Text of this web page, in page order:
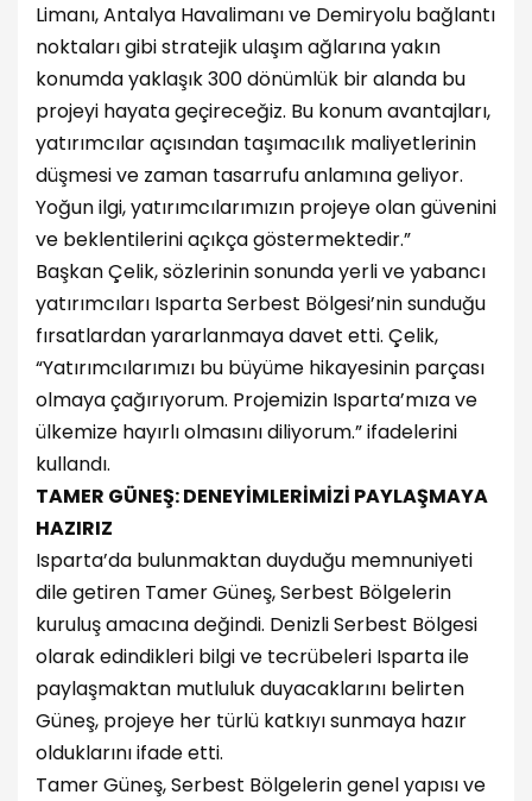
Limanı, Antalya Havalimanı ve Demiryolu bağlantı
noktaları gibi stratejik ulaşım ağlarına yakın
konumda yaklaşık 300 dönümlük bir alanda bu
projeyi hayata geçireceğiz. Bu konum avantajları,
yatırımcılar açısından taşımacılık maliyetlerinin
düşmesi ve zaman tasarrufu anlamına geliyor.
Yoğun ilgi, yatırımcılarımızın projeye olan güvenini
ve beklentilerini açıkça göstermektedir.”
Başkan Çelik, sözlerinin sonunda yerli ve yabancı
yatırımcıları Isparta Serbest Bölgesi’nin sunduğu
fırsatlardan yararlanmaya davet etti. Çelik,
“Yatırımcılarımızı bu büyüme hikayesinin parçası
olmaya çağırıyorum. Projemizin Isparta’mıza ve
ülkemize hayırlı olmasını diliyorum.” ifadelerini
kullandı.
TAMER GÜNEŞ: DENEYİMLERİMİZİ PAYLAŞMAYA
HAZIRIZ
Isparta’da bulunmaktan duyduğu memnuniyeti
dile getiren Tamer Güneş, Serbest Bölgelerin
kuruluş amacına değindi. Denizli Serbest Bölgesi
olarak edindikleri bilgi ve tecrübeleri Isparta ile
paylaşmaktan mutluluk duyacaklarını belirten
Güneş, projeye her türlü katkıyı sunmaya hazır
olduklarını ifade etti.
Tamer Güneş, Serbest Bölgelerin genel yapısı ve